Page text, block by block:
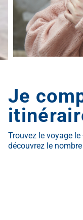
Je
Trouvez le voyage
découvrez le